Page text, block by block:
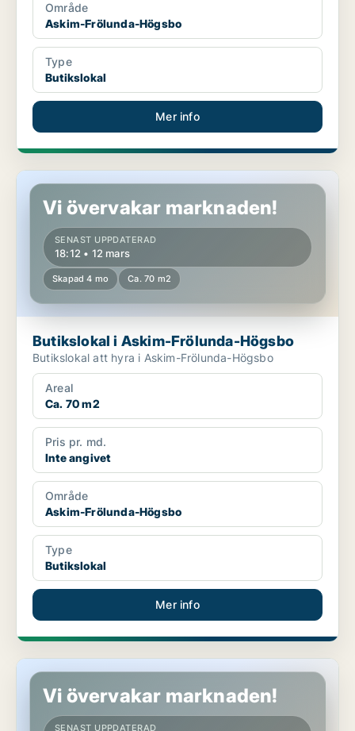
Område
Askim-Frölunda-Högsbo
Type
Butikslokal
Mer info
Butikslokal i Askim-Frölunda-Högsbo
Vi övervakar marknaden!
SENAST UPPDATERAD
18:12 • 12 mars
Skapad 4 mo Ca. 70 m2
Butikslokal i Askim-Frölunda-Högsbo
Butikslokal att hyra i Askim-Frölunda-Högsbo
Areal
Ca. 70 m2
Pris pr. md.
Inte angivet
Område
Askim-Frölunda-Högsbo
Type
Butikslokal
Mer info
Butikslokal i Askim-Frölunda-Högsbo
Vi övervakar marknaden!
SENAST UPPDATERAD